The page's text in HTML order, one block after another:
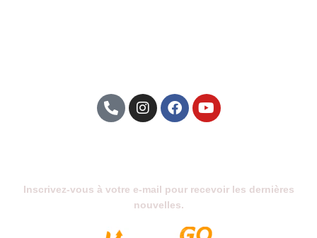
Inscrivez-vous à votre e-mail pour recevoir les dernières
nouvelles.